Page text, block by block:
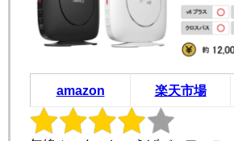
amazon 楽天市場